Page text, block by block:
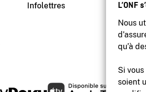
L’ONF
Nous
qu’à
Si
soient
Infolettres